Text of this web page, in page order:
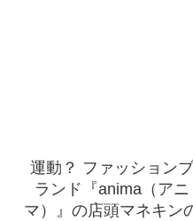
運動？ ファッションブ
ランド『anima（アニ
マ）』の店頭マネキン